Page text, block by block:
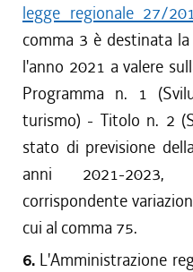
legge regionale 27/
comma 3 è destinata
l'anno 2021 a valere
Programma n. 1
turismo) - Titolo n. 2
stato di previsione
anni 2021-2023,
corrispondente
cui al comma 75.
6. L'Amministrazione